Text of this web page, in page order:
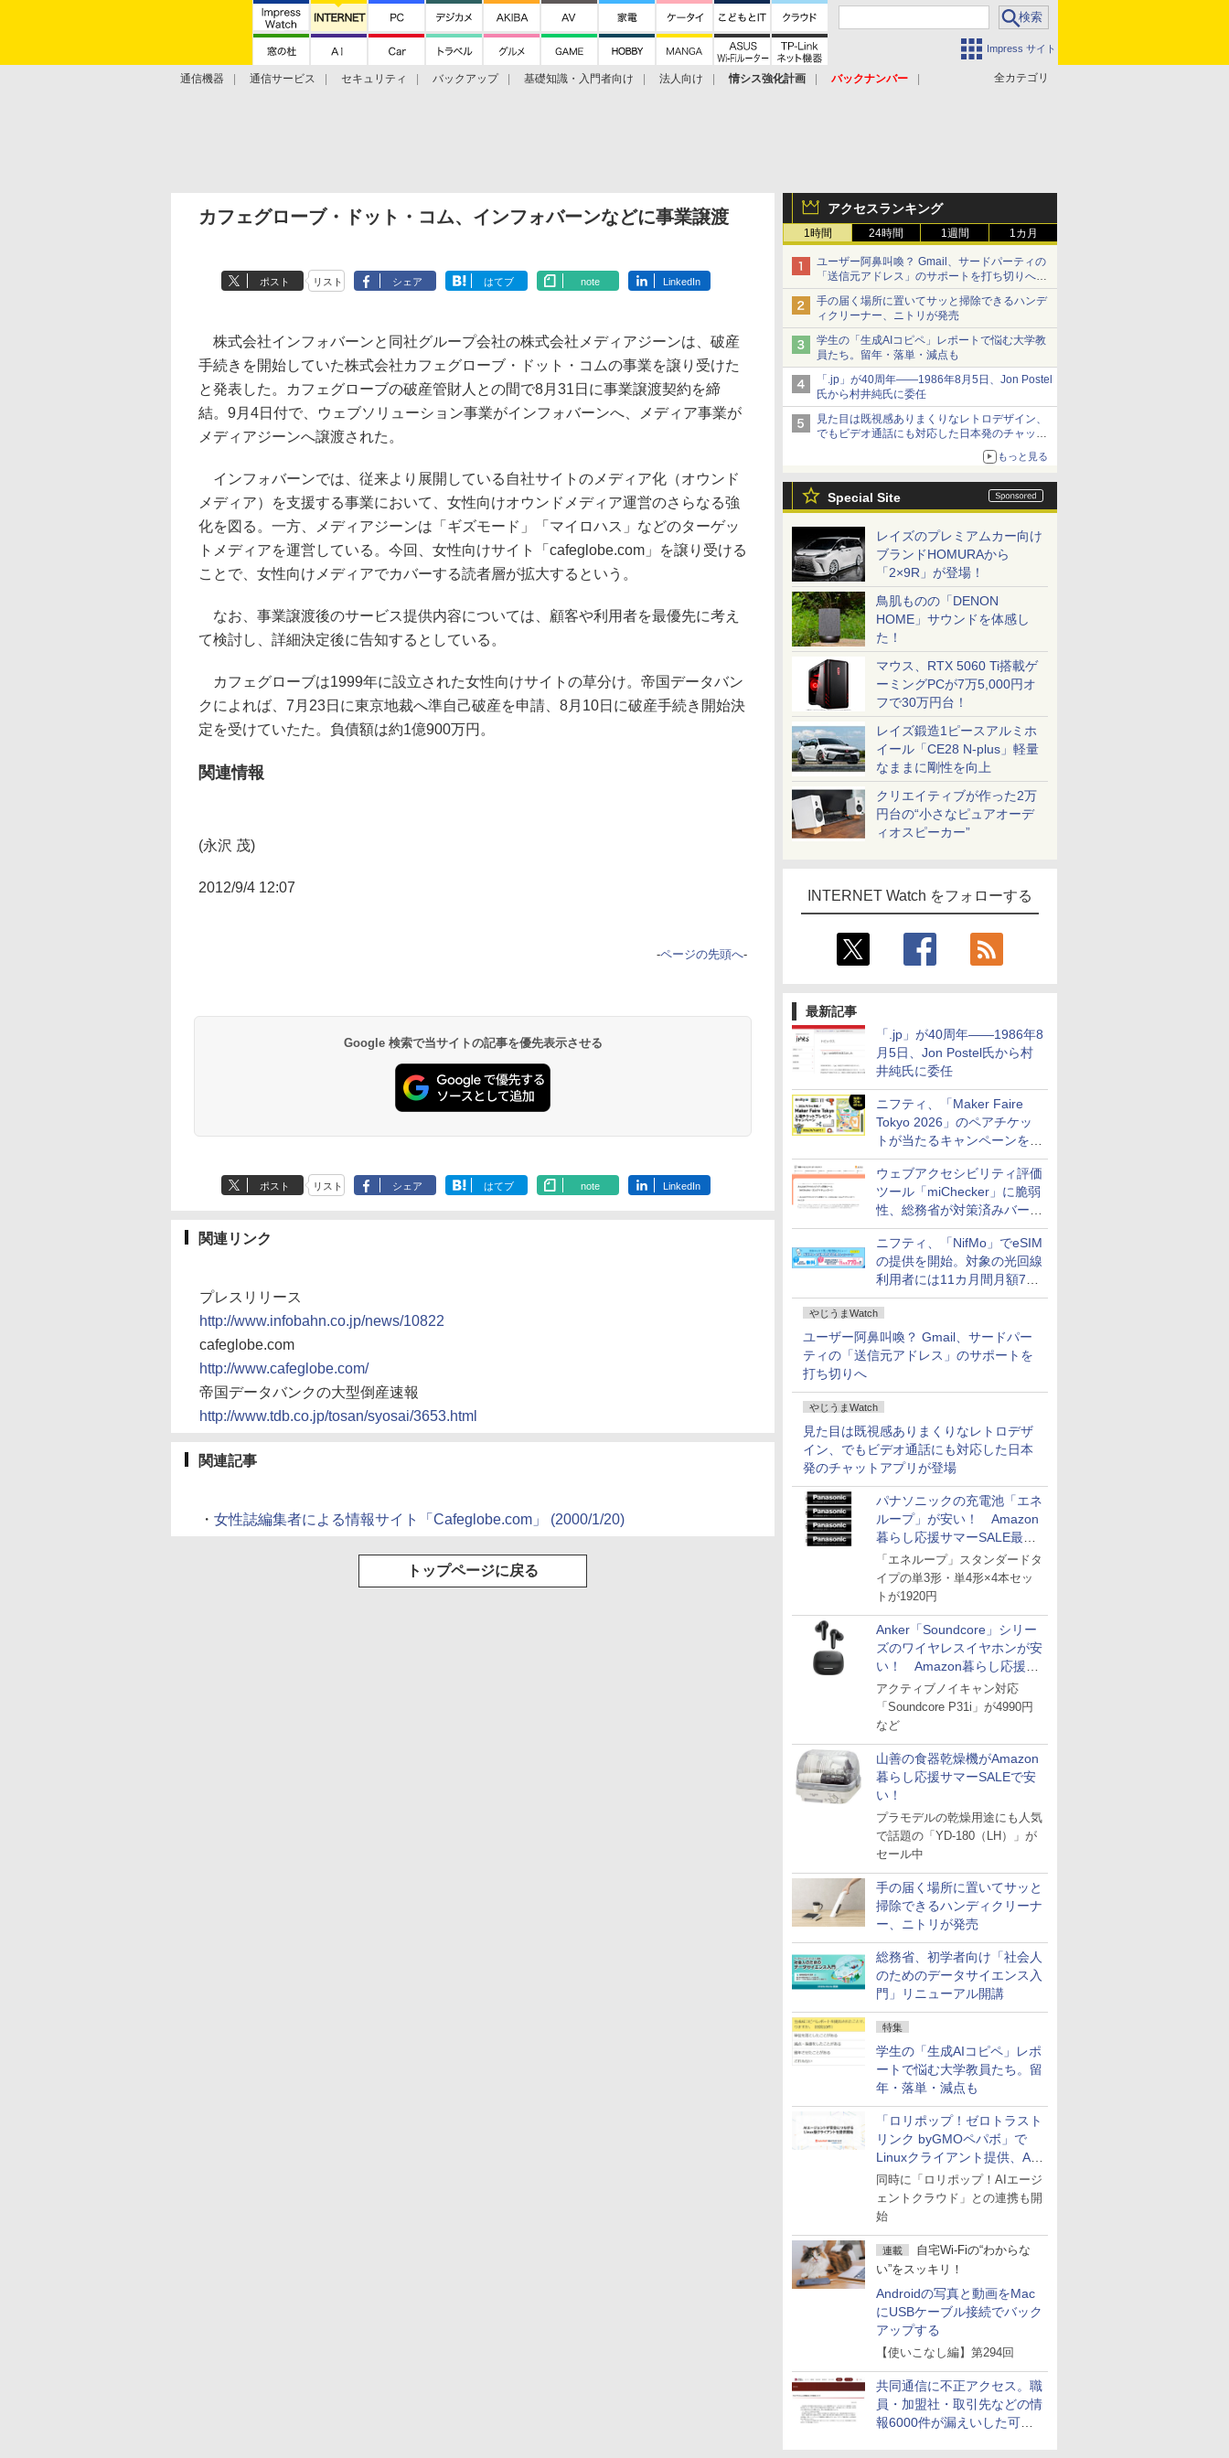
Impress サイト
全カテゴリ
通信機器 通信サービス セキュリティ バックアップ 基礎知識・入門者向け 法人向け 情シス強化計画
バックナンバー
アクセスランキング
1時間 24時間 1週間 1カ月
ユーザー阿鼻叫喚？ Gmail、サードパーティの
「送信元アドレス」のサポートを打ち切りへ
【やじうまWatch】
手の届く場所に置いてサッと掃除できるハンデ
ィクリーナー、ニトリが発売
学生の「生成AIコピペ」レポートで悩む大学教
員たち。留年・落単・減点も
「.jp」が40周年――1986年8月5日、Jon Postel
氏から村井純氏に委任
見た目は既視感ありまくりなレトロデザイン、
でもビデオ通話にも対応した日本発のチャット
もっと見る
Special Site
レイズのプレミアムカー向け
ブランドHOMURAから
「2×9R」が登場！
鳥肌ものの「DENON
HOME」サウンドを体感し
た！
マウス、RTX 5060 Ti搭載ゲ
ーミングPCが7万5,000円オ
フで30万円台！
レイズ鍛造1ピースアルミホ
イール「CE28 N-plus」軽量
なままに剛性を向上
クリエイティブが作った2万
円台の“小さなピュアオーデ
ィオスピーカー”
INTERNET Watch をフォローする
最新記事
「.jp」が40周年――1986年8
月5日、Jon Postel氏から村
井純氏に委任
ニフティ、「Maker Faire
Tokyo 2026」のペアチケッ
トが当たるキャンペーンをX
で実施。8月16日まで
ウェブアクセシビリティ評価
ツール「miChecker」に脆弱
性、総務省が対策済みバージ
ョンへの更新を呼び掛け
ニフティ、「NifMo」でeSIM
の提供を開始。対象の光回線
利用者には11カ月間月額770
円割引のキャンペーン
やじうまWatch
ユーザー阿鼻叫喚？ Gmail、サードパー
ティの「送信元アドレス」のサポートを
打ち切りへ
やじうまWatch
見た目は既視感ありまくりなレトロデザ
イン、でもビデオ通話にも対応した日本
発のチャットアプリが登場
パナソニックの充電池「エネ
ループ」が安い！ Amazon
暮らし応援サマーSALE最終
日
「エネループ」スタンダードタ
イプの単3形・単4形×4本セッ
トが1920円
Anker「Soundcore」シリー
ズのワイヤレスイヤホンが安
い！ Amazon暮らし応援サ
マーSALE
アクティブノイキャン対応
「Soundcore P31i」が4990円
など
山善の食器乾燥機がAmazon
暮らし応援サマーSALEで安
い！
プラモデルの乾燥用途にも人気
で話題の「YD-180（LH）」が
セール中
手の届く場所に置いてサッと
掃除できるハンディクリーナ
ー、ニトリが発売
総務省、初学者向け「社会人
のためのデータサイエンス入
門」リニューアル開講
特集
学生の「生成AIコピペ」レポ
ートで悩む大学教員たち。留
年・落単・減点も
「ロリポップ！ゼロトラスト
リンク byGMOペパボ」で
Linuxクライアント提供、AI
エージェントの接続が容易に
同時に「ロリポップ！AIエージ
ェントクラウド」との連携も開
始
連載
自宅Wi-Fiの“わからな
い”をスッキリ！
Androidの写真と動画をMac
にUSBケーブル接続でバック
アップする
【使いこなし編】第294回
共同通信に不正アクセス。職
員・加盟社・取引先などの情
報6000件が漏えいした可能
カフェグローブ・ドット・コム、インフォバーンなどに事業譲渡
ポスト リスト シェア はてブ note LinkedIn
株式会社インフォバーンと同社グループ会社の株式会社メディアジーンは、破産
手続きを開始していた株式会社カフェグローブ・ドット・コムの事業を譲り受けた
と発表した。カフェグローブの破産管財人との間で8月31日に事業譲渡契約を締
結。9月4日付で、ウェブソリューション事業がインフォバーンへ、メディア事業が
メディアジーンへ譲渡された。
インフォバーンでは、従来より展開している自社サイトのメディア化（オウンド
メディア）を支援する事業において、女性向けオウンドメディア運営のさらなる強
化を図る。一方、メディアジーンは「ギズモード」「マイロハス」などのターゲッ
トメディアを運営している。今回、女性向けサイト「cafeglobe.com」を譲り受ける
ことで、女性向けメディアでカバーする読者層が拡大するという。
なお、事業譲渡後のサービス提供内容については、顧客や利用者を最優先に考え
て検討し、詳細決定後に告知するとしている。
カフェグローブは1999年に設立された女性向けサイトの草分け。帝国データバン
クによれば、7月23日に東京地裁へ準自己破産を申請、8月10日に破産手続き開始決
定を受けていたた。負債額は約1億900万円。
関連情報
(永沢 茂)
2012/9/4 12:07
-ページの先頭へ-
Google 検索で当サイトの記事を優先表示させる
ポスト リスト シェア はてブ note LinkedIn
関連リンク
プレスリリース
http://www.infobahn.co.jp/news/10822
cafeglobe.com
http://www.cafeglobe.com/
帝国データバンクの大型倒産速報
http://www.tdb.co.jp/tosan/syosai/3653.html
関連記事
・ 女性誌編集者による情報サイト「Cafeglobe.com」 (2000/1/20)
トップページに戻る